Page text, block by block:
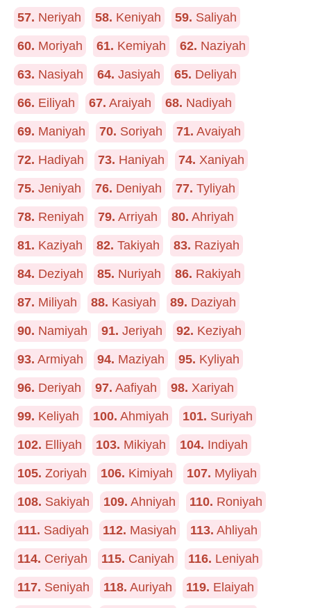
57. Neriyah 58. Keniyah 59. Saliyah
60. Moriyah 61. Kemiyah 62. Naziyah
63. Nasiyah 64. Jasiyah 65. Deliyah
66. Eiliyah 67. Araiyah 68. Nadiyah
69. Maniyah 70. Soriyah 71. Avaiyah
72. Hadiyah 73. Haniyah 74. Xaniyah
75. Jeniyah 76. Deniyah 77. Tyliyah
78. Reniyah 79. Arriyah 80. Ahriyah
81. Kaziyah 82. Takiyah 83. Raziyah
84. Deziyah 85. Nuriyah 86. Rakiyah
87. Miliyah 88. Kasiyah 89. Daziyah
90. Namiyah 91. Jeriyah 92. Keziyah
93. Armiyah 94. Maziyah 95. Kyliyah
96. Deriyah 97. Aafiyah 98. Xariyah
99. Keliyah 100. Ahmiyah 101. Suriyah
102. Elliyah 103. Mikiyah 104. Indiyah
105. Zoriyah 106. Kimiyah 107. Myliyah
108. Sakiyah 109. Ahniyah 110. Roniyah
111. Sadiyah 112. Masiyah 113. Ahliyah
114. Ceriyah 115. Caniyah 116. Leniyah
117. Seniyah 118. Auriyah 119. Elaiyah